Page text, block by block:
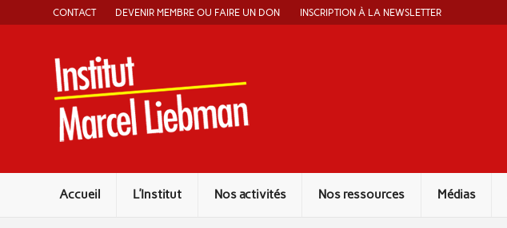
content
CONTACT DEVENIR MEMBRE OU FAIRE UN DON INSCRIPTION À LA NEWSLETTER
Accueil L’Institut Nos activités Nos ressources Médias